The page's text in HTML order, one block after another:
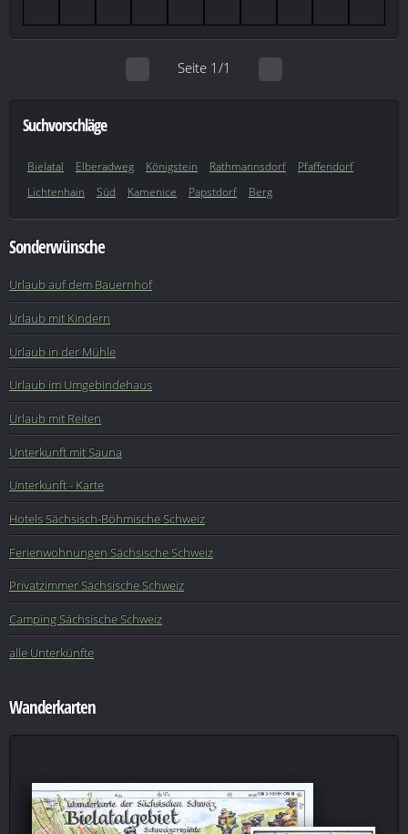
Seite 1/1
Suchvorschläge
Bielatal Elberadweg Königstein Rathmannsdorf
Pfaffendorf
Lichtenhain
Süd Kamenice Papstdorf Berg
Sonderwünsche
Urlaub auf dem Bauernhof
Urlaub mit Kindern
Urlaub in der Mühle
Urlaub im Umgebindehaus
Urlaub mit Reiten
Unterkunft mit Sauna
Unterkunft - Karte
Hotels Sächsisch-Böhmische Schweiz
Ferienwohnungen Sächsische Schweiz
Privatzimmer Sächsische Schweiz
Camping Sächsische Schweiz
alle Unterkünfte
Wanderkarten